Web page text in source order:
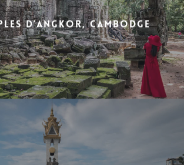
d’Angkor, Cambodge